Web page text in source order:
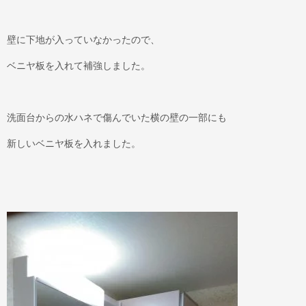
壁に下地が入っていなかったので、
ベニヤ板を入れて補強しました。
洗面台からの水ハネで傷んでいた横の壁の一部にも
新しいベニヤ板を入れました。